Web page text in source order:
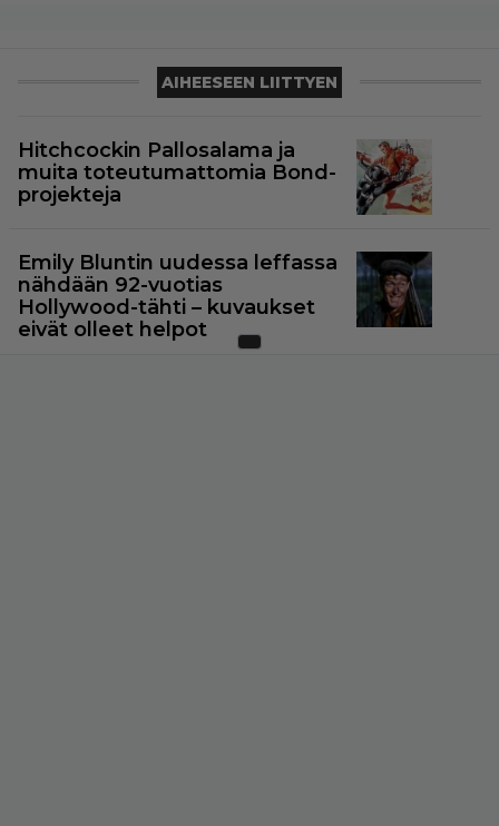
AIHEESEEN LIITTYEN
Hitchcockin Pallosalama ja
muita toteutumattomia Bond-
projekteja
Emily Bluntin uudessa leffassa
nähdään 92-vuotias
Hollywood-tähti – kuvaukset
eivät olleet helpot